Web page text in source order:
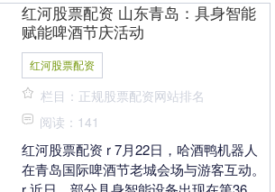
示，....
红河股票配资 山东青岛：具身智能
赋能啤酒节庆活动
红河股票配资
栏目：正规股票配资网站排名
阅读：141
红河股票配资 r 7月22日，哈酒鸭机器人
在青岛国际啤酒节老城会场与游客互动。